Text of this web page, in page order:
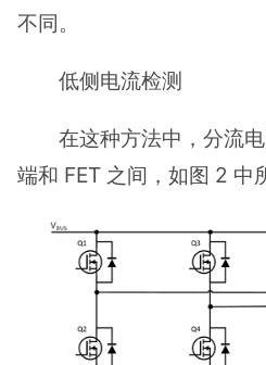
不同。
低侧电流检测
在这种方法中，分流
端和 FET 之间，如图 2 中